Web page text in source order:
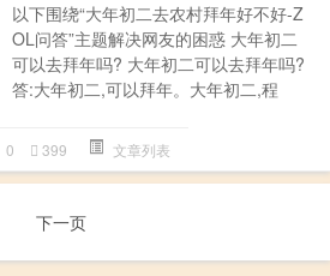
以下围绕“大年初二去农村拜年好不好-Z
OL问答”主题解决网友的困惑 大年初二
可以去拜年吗? 大年初二可以去拜年吗?
答:大年初二,可以拜年。大年初二,程
0 399 文章列表
下一页